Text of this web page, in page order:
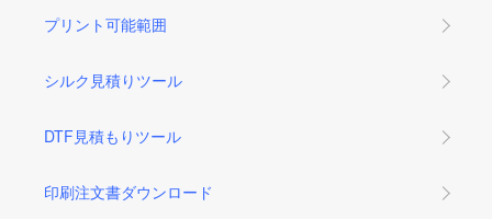
プリント可能範囲
シルク見積りツール
DTF見積もりツール
印刷注文書ダウンロード